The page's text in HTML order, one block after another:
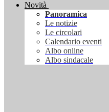
Novità
Panoramica
Le notizie
Le circolari
Calendario eventi
Albo online
Albo sindacale